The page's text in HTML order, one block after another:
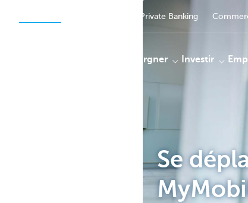
Private Banking
Epargner Investir
Se